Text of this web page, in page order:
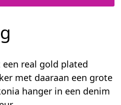
real gold plated
met daaraan een grote
hanger in een denim